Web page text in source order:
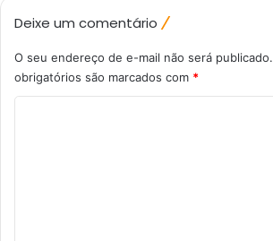
Deixe um comentário
O seu endereço de e-mail não será publicado.
obrigatórios são marcados com *